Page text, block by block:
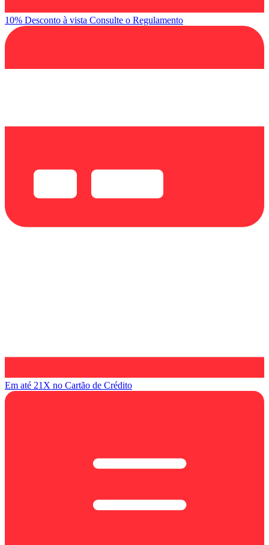
10% Desconto à vista Consulte o Regulamento
Em até 21X no Cartão de Crédito